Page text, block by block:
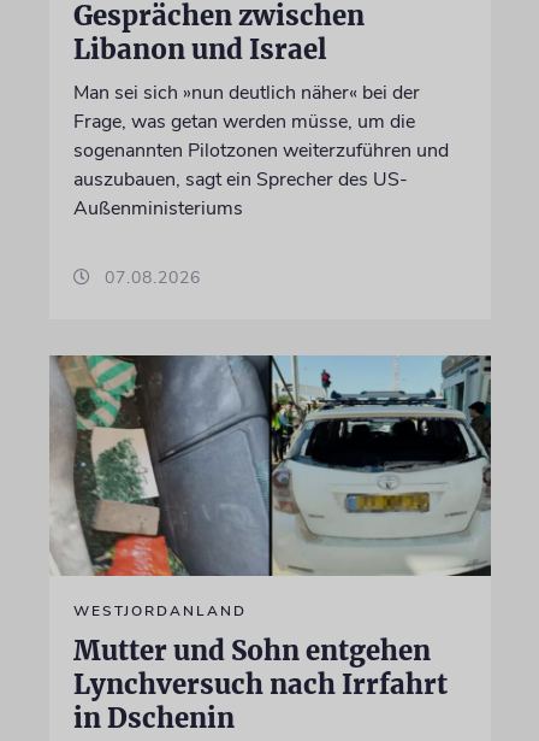
Gesprächen zwischen
Libanon und Israel
Man sei sich »nun deutlich näher« bei der
Frage, was getan werden müsse, um die
sogenannten Pilotzonen weiterzuführen und
auszubauen, sagt ein Sprecher des US-
Außenministeriums
07.08.2026
WESTJORDANLAND
Mutter und Sohn entgehen
Lynchversuch nach Irrfahrt
in Dschenin